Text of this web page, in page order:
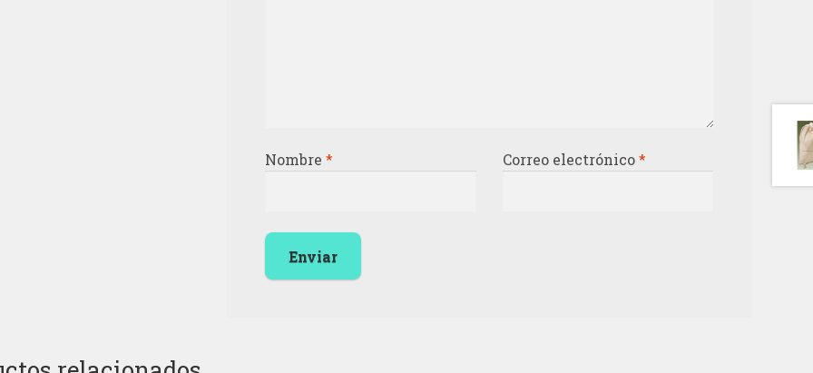
Nombre* Correo electrónico*